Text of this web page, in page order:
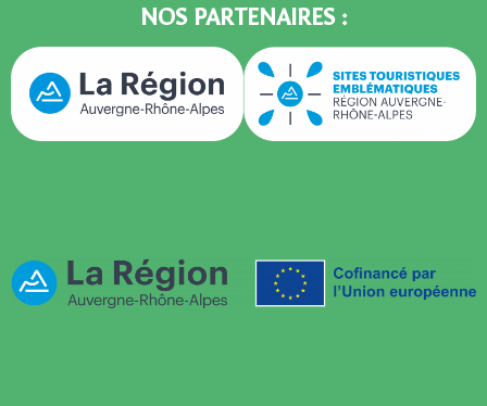
NOS PARTENAIRES :